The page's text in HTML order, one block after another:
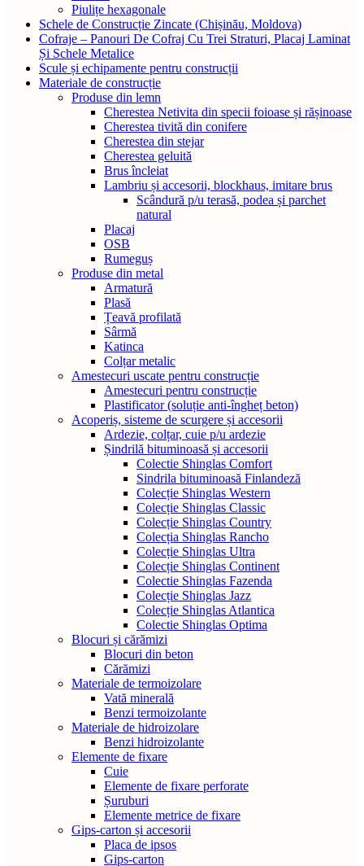
Piulițe hexagonale
Schele de Сonstrucție Zincate (Chișinău, Moldova)
Cofraje – Panouri De Cofraj Cu Trei Straturi, Placaj Laminat
Și Schele Metalice
Scule și echipamente pentru construcții
Materiale de construcție
Produse din lemn
Cherestea Netivita din specii foioase și rășinoase
Cherestea tivită din conifere
Cherestea din stejar
Cherestea geluită
Brus încleiat
Lambriu și accesorii, blockhaus, imitare brus
Scândură p/u terasă, podea și parchet
natural
Placaj
OSB
Rumeguș
Produse din metal
Armatură
Plasă
Țeavă profilată
Sârmă
Katinca
Colțar metalic
Amestecuri uscate pentru construcție
Amestecuri pentru construcție
Plastificator (soluție anti-îngheț beton)
Acoperiș, sisteme de scurgere și accesorii
Ardezie, colțar, cuie p/u ardezie
Șindrilă bituminoasă și accesorii
Colectie Shinglas Comfort
Sindrila bituminoasă Finlandeză
Colecție Shinglas Western
Colecție Shinglas Classic
Colecție Shinglas Country
Colecția Shinglas Rancho
Colecție Shinglas Ultra
Colecție Shinglas Continent
Colectie Shinglas Fazenda
Colecție Shinglas Jazz
Colecție Shinglas Atlantica
Colectie Shinglas Optima
Blocuri și cărămizi
Blocuri din beton
Cărămizi
Materiale de termoizolare
Vată minerală
Benzi termoizolante
Materiale de hidroizolare
Benzi hidroizolante
Elemente de fixare
Cuie
Elemente de fixare perforate
Șuruburi
Elemente metrice de fixare
Gips-carton și accesorii
Placa de ipsos
Gips-carton